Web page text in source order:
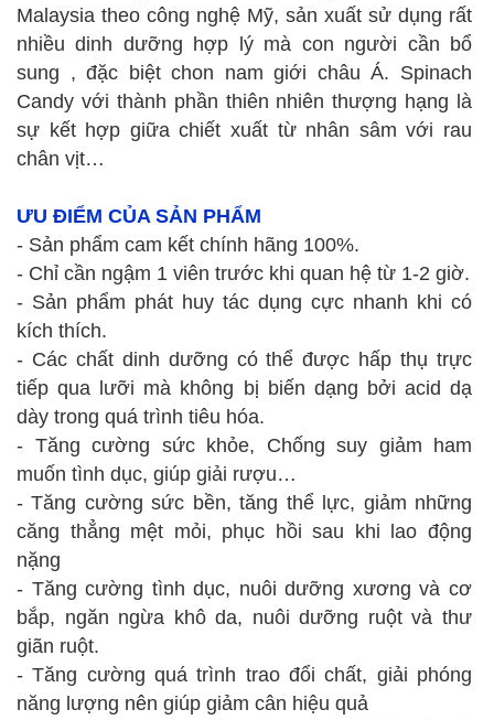
Malaysia theo công nghệ Mỹ, sản xuất sử dụng rất
nhiều dinh dưỡng hợp lý mà con người cần bổ
sung , đặc biệt chon nam giới châu Á. Spinach
Candy với thành phần thiên nhiên thượng hạng là
sự kết hợp giữa chiết xuất từ nhân sâm với rau
chân vịt…
ƯU ĐIỂM CỦA SẢN PHẨM
- Sản phẩm cam kết chính hãng 100%.
- Chỉ cần ngậm 1 viên trước khi quan hệ từ 1-2 giờ.
- Sản phẩm phát huy tác dụng cực nhanh khi có
kích thích.
- Các chất dinh dưỡng có thể được hấp thụ trực
tiếp qua lưỡi mà không bị biến dạng bởi acid dạ
dày trong quá trình tiêu hóa.
- Tăng cường sức khỏe, Chống suy giảm ham
muốn tình dục, giúp giải rượu…
- Tăng cường sức bền, tăng thể lực, giảm những
căng thẳng mệt mỏi, phục hồi sau khi lao động
nặng
- Tăng cường tình dục, nuôi dưỡng xương và cơ
bắp, ngăn ngừa khô da, nuôi dưỡng ruột và thư
giãn ruột.
- Tăng cường quá trình trao đổi chất, giải phóng
năng lượng nên giúp giảm cân hiệu quả